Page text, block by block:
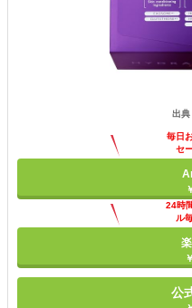
出典
毎日
セ
24時
ル
公